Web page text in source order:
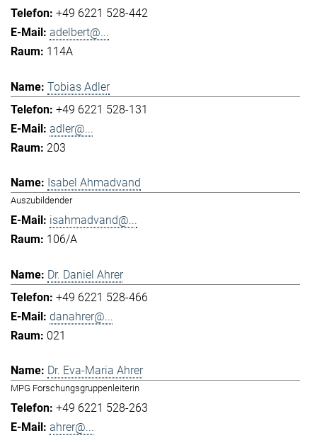
+49 6221 528-442
adelbert@...
114A
Tobias Adler
+49 6221 528-131
adler@...
203
Isabel Ahmadvand
Auszubildender
isahmadvand@...
106/A
Dr. Daniel Ahrer
+49 6221 528-466
danahrer@...
021
Dr. Eva-Maria Ahrer
MPG Forschungsgruppenleiterin
+49 6221 528-263
ahrer@...